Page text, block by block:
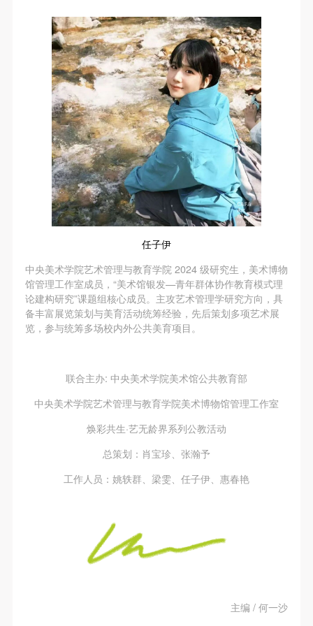
任子伊
中央美术学院艺术管理与教育学院 2024 级研究生，美术博物
馆管理工作室成员，“美术馆银发—青年群体协作教育模式理
论建构研究”课题组核心成员。主攻艺术管理学研究方向，具
备丰富展览策划与美育活动统筹经验，先后策划多项艺术展
览，参与统筹多场校内外公共美育项目。
联合主办: 中央美术学院美术馆公共教育部
中央美术学院艺术管理与教育学院美术博物馆管理工作室
焕彩共生·艺无龄界系列公教活动
总策划：肖宝珍、张瀚予
工作人员：姚轶群、梁雯、任子伊、惠春艳
主编 / 何一沙